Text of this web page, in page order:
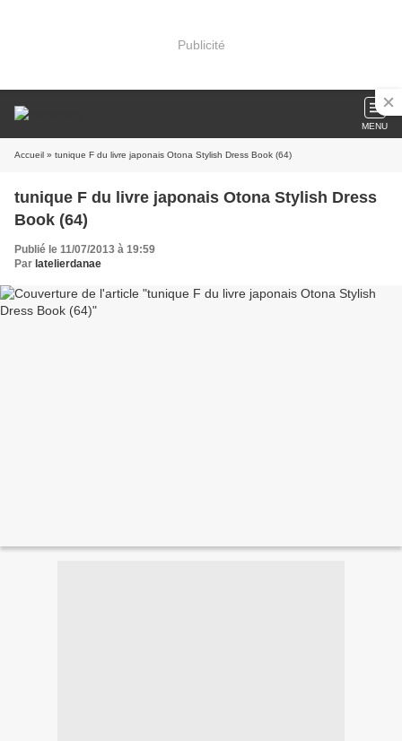
Publicité
MENU
Accueil » tunique F du livre japonais Otona Stylish Dress Book (64)
tunique F du livre japonais Otona Stylish Dress
Book (64)
Publié le 11/07/2013 à 19:59
Par latelierdanae